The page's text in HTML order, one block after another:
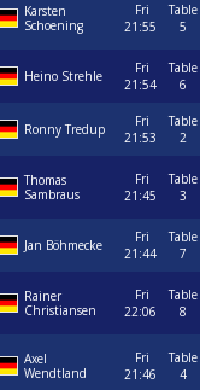
Karsten
Schoening
Fri
21:55
Table
5
Heino Strehle
Fri
21:54
Table
6
Ronny Tredup
Fri
21:53
Table
2
Thomas
Sambraus
Fri
21:45
Table
3
Jan Böhmecke
Fri
21:44
Table
7
Rainer
Christiansen
Fri
22:06
Table
8
Axel
Wendtland
Fri
21:46
Table
4